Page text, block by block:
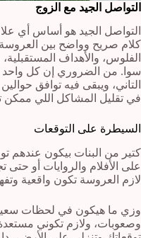
التواصل الجيد مع الزوج
التواصل الجيد هو أساس أي
كلام صريح وواضح بين
الفلوس، والأهداف
سوا. من الضروري إن كل
التاني، ويبقى فيه توافق
في تقليل المشاكل اللي ممكن
السيطرة على التوقعات
كتير من البنات بيكون عندهم
على الأفلام والروايات أو
لازم العروسة تكون واقعية
وزي ما هيكون في لحظات
وصعوبات، ولازم تكوني